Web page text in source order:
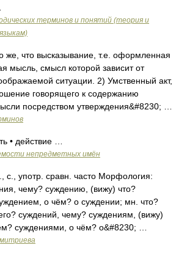
терминов и понятий (теория и
же, что высказывание, т.е. оформленная
мысль, смысл которой зависит от
ситуации. 2) Умственный акт,
говорящего к содержанию
посредством утверждения&#8230; …
• действие …
непредметных имён
употр. сравн. часто Морфология:
чему? суждению, (вижу) что?
о чём? о суждении; мн. что?
суждений, чему? суждениям, (вижу)
суждениями, о чём? о&#8230; …